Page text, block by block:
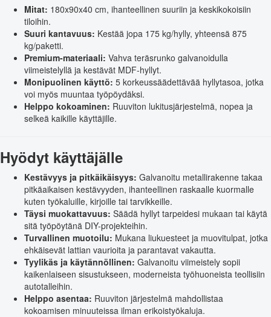
Mitat: 180x90x40 cm, ihanteellinen suuriin ja keskikokoisiin
tiloihin.
Suuri kantavuus: Kestää jopa 175 kg/hylly, yhteensä 875
kg/paketti.
Premium-materiaali: Vahva teräsrunko galvanoidulla
viimeistelyllä ja kestävät MDF-hyllyt.
Monipuolinen käyttö: 5 korkeussäädettävää hyllytasoa, jotka
voi myös muuntaa työpöydäksi.
Helppo kokoaminen: Ruuviton lukitusjärjestelmä, nopea ja
selkeä kaikille käyttäjille.
Hyödyt käyttäjälle
Kestävyys ja pitkäikäisyys: Galvanoitu metallirakenne takaa
pitkäaikaisen kestävyyden, ihanteellinen raskaalle kuormalle
kuten työkaluille, kirjoille tai tarvikkeille.
Täysi muokattavuus: Säädä hyllyt tarpeidesi mukaan tai käytä
sitä työpöytänä DIY-projekteihin.
Turvallinen muotoilu: Mukana liukuesteet ja muovitulpat, jotka
ehkäisevät lattian vaurioita ja parantavat vakautta.
Tyylikäs ja käytännöllinen: Galvanoitu viimeistely sopii
kaikenlaiseen sisustukseen, moderneista työhuoneista teollisiin
autotalleihin.
Helppo asentaa: Ruuviton järjestelmä mahdollistaa
kokoamisen minuuteissa ilman erikoistyökaluja.